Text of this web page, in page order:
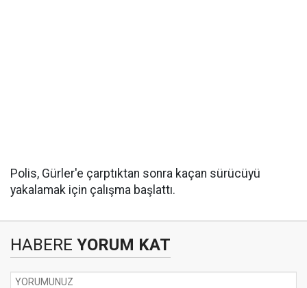
Polis, Gürler'e çarptıktan sonra kaçan sürücüyü
yakalamak için çalışma başlattı.
HABERE YORUM KAT